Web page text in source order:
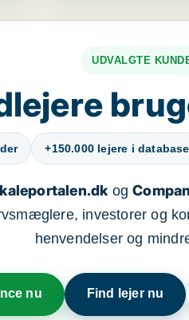
UDVALGTE
+150.000 lejere i
og
investorer og
henvendelser og
nu Find lejer nu